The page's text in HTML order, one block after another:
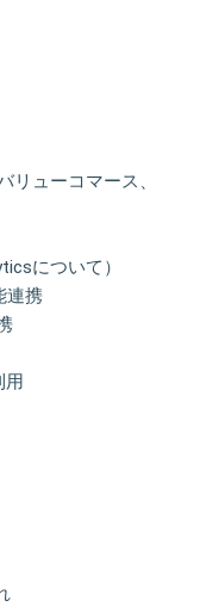
リューコマース、
について）
連携
用